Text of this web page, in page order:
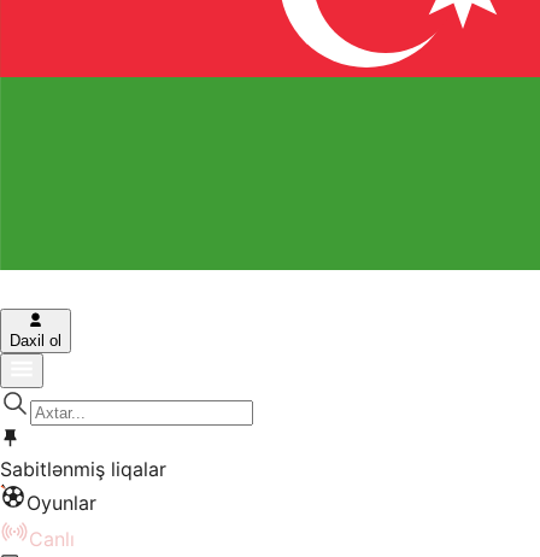
Daxil ol
Sabitlənmiş liqalar
Oyunlar
Canlı